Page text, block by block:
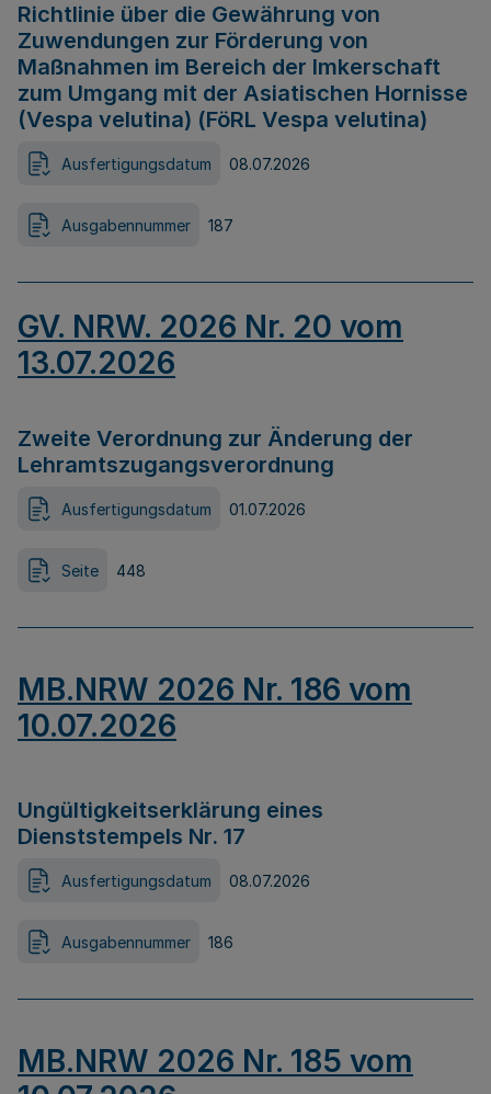
Richtlinie über die Gewährung von
Zuwendungen zur Förderung von
Maßnahmen im Bereich der Imkerschaft
zum Umgang mit der Asiatischen Hornisse
(Vespa velutina) (FöRL Vespa velutina)
Ausfertigungsdatum 08.07.2026
Ausgabennummer 187
GV. NRW. 2026 Nr. 20 vom
13.07.2026
Zweite Verordnung zur Änderung der
Lehramtszugangsverordnung
Ausfertigungsdatum 01.07.2026
Seite 448
MB.NRW 2026 Nr. 186 vom
10.07.2026
Ungültigkeitserklärung eines
Dienststempels Nr. 17
Ausfertigungsdatum 08.07.2026
Ausgabennummer 186
MB.NRW 2026 Nr. 185 vom